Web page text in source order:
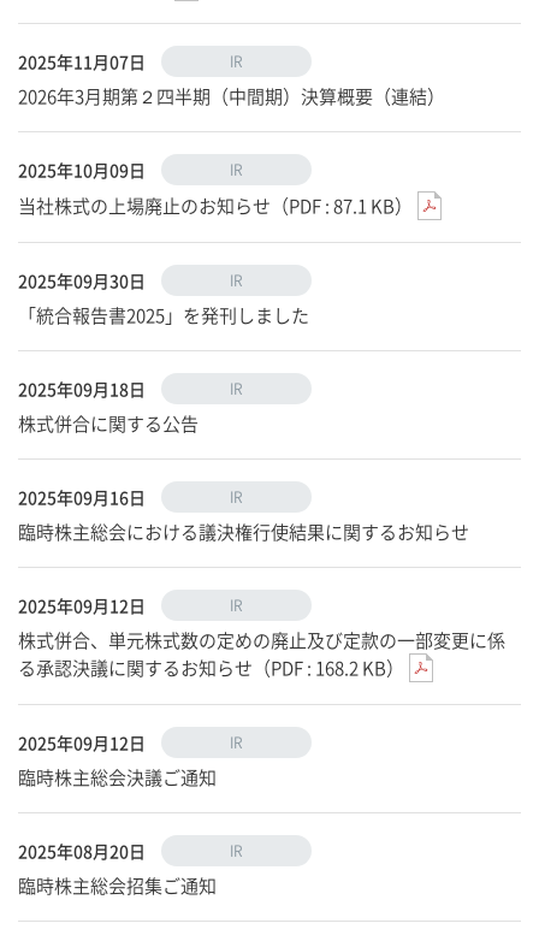
2025年11月07日 IR
2026年3月期第２四半期（中間期）決算概要（連結）
2025年10月09日 IR
当社株式の上場廃止のお知らせ（PDF : 87.1 KB）
2025年09月30日 IR
「統合報告書2025」を発刊しました
2025年09月18日 IR
株式併合に関する公告
2025年09月16日 IR
臨時株主総会における議決権行使結果に関するお知らせ
2025年09月12日 IR
株式併合、単元株式数の定めの廃止及び定款の一部変更に係
る承認決議に関するお知らせ（PDF : 168.2 KB）
2025年09月12日 IR
臨時株主総会決議ご通知
2025年08月20日 IR
臨時株主総会招集ご通知